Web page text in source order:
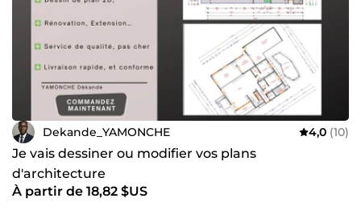
Ma garantie est de satisfaire vos besoins et de répondre à
vos attentes dans les délais impartis.
Agréable journée/ soirée a tous !!... Dèkandé YAMONCHE
Dekande_YAMONCHE 4,0 (10)
Je vais dessiner ou modifier vos plans
d'architecture
À partir de 18,82 $US